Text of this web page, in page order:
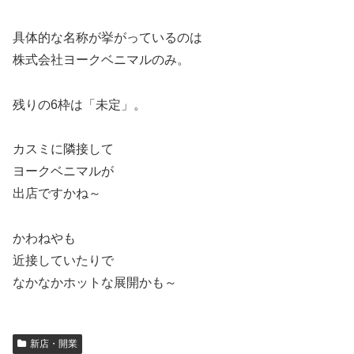
具体的な名称が挙がっているのは
株式会社ヨークベニマルのみ。
残りの6枠は「未定」。
カスミに隣接して
ヨークベニマルが
出店ですかね～
かわねやも
近接していたりで
なかなかホットな展開かも～
新店・開業